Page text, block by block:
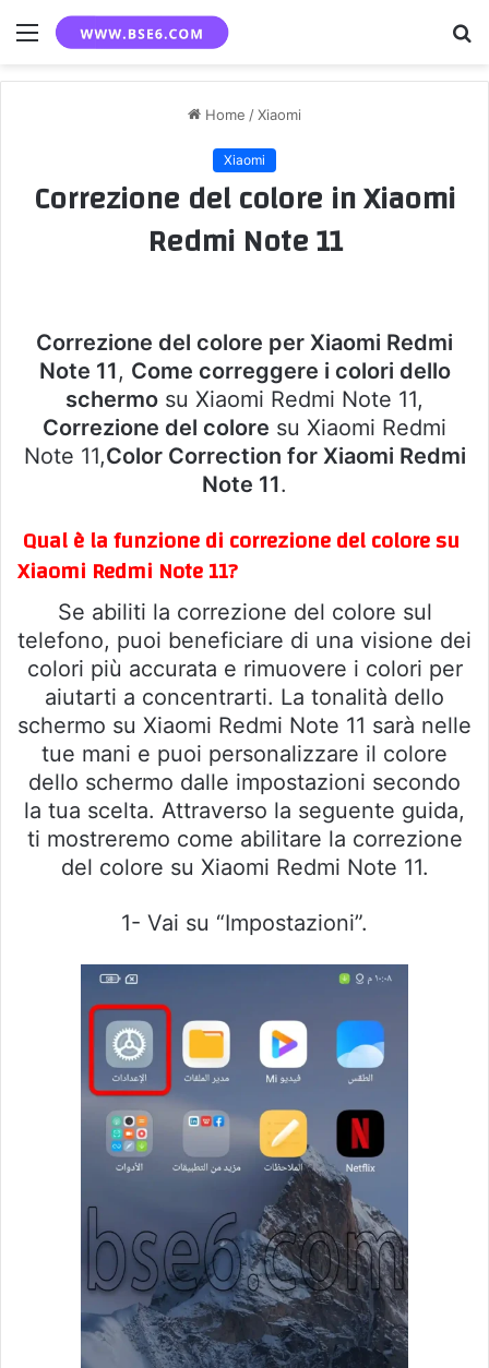
Menu
Home /Xiaomi
Xiaomi
Correzione del colore in Xiaomi
Redmi Note 11
Correzione del colore per Xiaomi Redmi
Note 11, Come correggere i colori dello
schermo su Xiaomi Redmi Note 11,
Correzione del colore su Xiaomi Redmi
Note 11,Color Correction for Xiaomi Redmi
Note 11.
Qual è la funzione di correzione del colore su
Xiaomi Redmi Note 11?
Se abiliti la correzione del colore sul
telefono, puoi beneficiare di una visione dei
colori più accurata e rimuovere i colori per
aiutarti a concentrarti. La tonalità dello
schermo su Xiaomi Redmi Note 11 sarà nelle
tue mani e puoi personalizzare il colore
dello schermo dalle impostazioni secondo
la tua scelta. Attraverso la seguente guida,
ti mostreremo come abilitare la correzione
del colore su Xiaomi Redmi Note 11.
1- Vai su “Impostazioni”.